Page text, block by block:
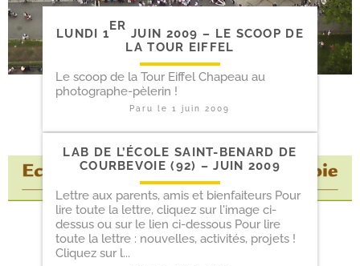
LUNDI 1
ER
JUIN 2009 – LE SCOOP DE
LA TOUR EIFFEL
Le scoop de la Tour Eiffel Chapeau au
photographe-pèlerin !
Paru le1 juin 2009
LAB DE L’ÉCOLE SAINT-​BENARD DE
COURBEVOIE (92) – JUIN 2009
Lettre aux parents, amis et bienfaiteurs Pour
lire toute la lettre, cliquez sur l'image ci-
dessus ou sur le lien ci-dessous Pour lire
toute la lettre : nouvelles, activités, projets !
Cliquez sur l...